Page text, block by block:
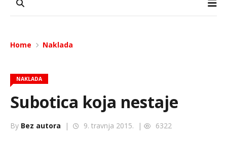
Home Naklada
NAKLADA
Subotica koja nestaje
By Bez autora | 9. travnja 2015. | 6322